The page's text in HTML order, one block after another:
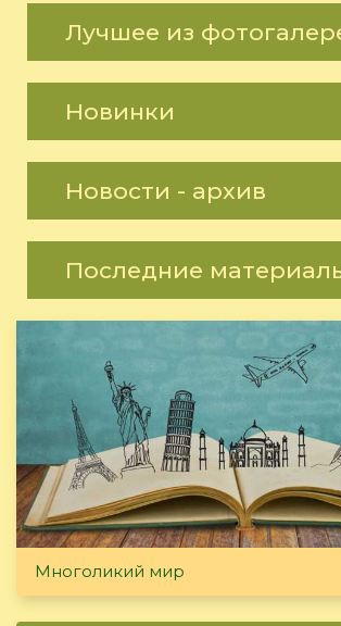
Лучшее из
Новинки
Новости - архив
Последние
Многоликий мир